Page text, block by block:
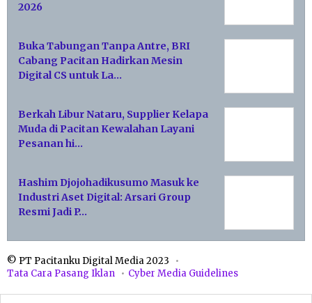
2026
Buka Tabungan Tanpa Antre, BRI
Cabang Pacitan Hadirkan Mesin
Digital CS untuk La…
Berkah Libur Nataru, Supplier Kelapa
Muda di Pacitan Kewalahan Layani
Pesanan hi…
Hashim Djojohadikusumo Masuk ke
Industri Aset Digital: Arsari Group
Resmi Jadi P…
© PT Pacitanku Digital Media 2023
Tata Cara Pasang Iklan
Cyber Media Guidelines